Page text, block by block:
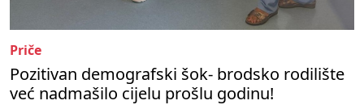
Priče
Pozitivan demografski šok- brodsko rodilište
već nadmašilo cijelu prošlu godinu!